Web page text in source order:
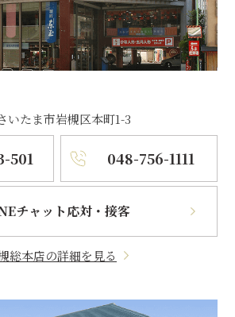
いたま市岩槻区本町1-3
501 048-756-1111
チャット応対・接客
総本店の詳細を見る